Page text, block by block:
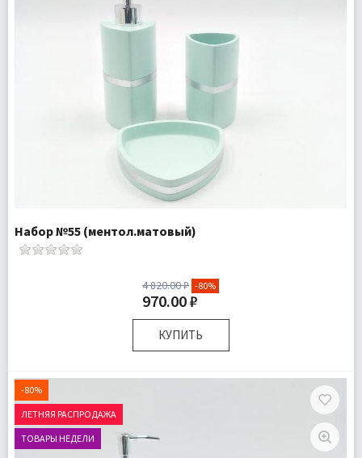
Набор №55 (ментол.матовый)
4 820.00 ₽ -80%
970.00 ₽
КУПИТЬ
Стаканчик для зубных щеток 1 шт
Мыльница для твердого мыла 1 шт
Доставка:
Подробнее
-80%
ЛЕТНЯЯ РАСПРОДАЖА
ТОВАРЫ НЕДЕЛИ